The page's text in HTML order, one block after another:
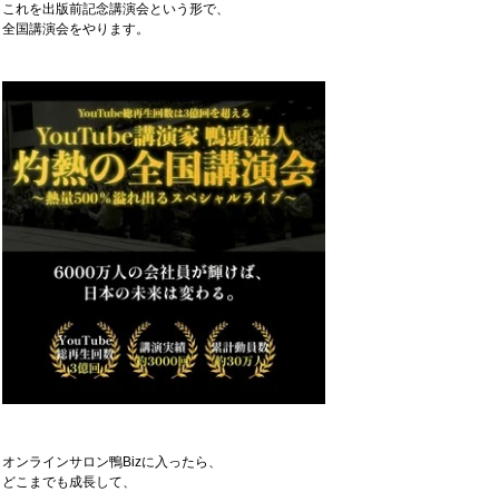
これを出版前記念講演会という形で、
全国講演会をやります。
オンラインサロン鴨Bizに入ったら、
どこまでも成長して、